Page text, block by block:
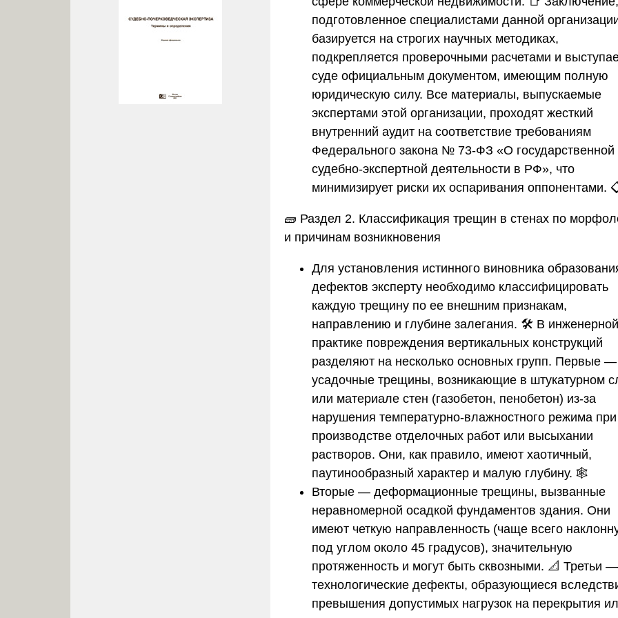
подготовленное специалистами данной
базируется на строгих научных методиках,
подкрепляется проверочными расчетами и
суде официальным документом, имеющим полную
юридическую силу. Все материалы, выпускаемые
экспертами этой организации, проходят жесткий
внутренний аудит на соответствие требованиям
Федерального закона № 73-ФЗ «О государственной
судебно-экспертной деятельности в РФ», что
минимизирует риски их оспаривания оппонентами.
🧱 Раздел 2. Классификация трещин в стенах по
и причинам возникновения
Для установления истинного виновника
дефектов эксперту необходимо классифицировать
каждую трещину по ее внешним признакам,
направлению и глубине залегания. 🛠️ В инженерной
практике повреждения вертикальных конструкций
разделяют на несколько основных групп. Первые —
усадочные трещины, возникающие в штукатурном
или материале стен (газобетон, пенобетон) из-за
нарушения температурно-влажностного режима при
производстве отделочных работ или высыхании
растворов. Они, как правило, имеют хаотичный,
паутинообразный характер и малую глубину. 🕸️
Вторые — деформационные трещины, вызванные
неравномерной осадкой фундаментов здания. Они
имеют четкую направленность (чаще всего
под углом около 45 градусов), значительную
протяженность и могут быть сквозными. 📐 Третьи —
технологические дефекты, образующиеся
превышения допустимых нагрузок на перекрытия